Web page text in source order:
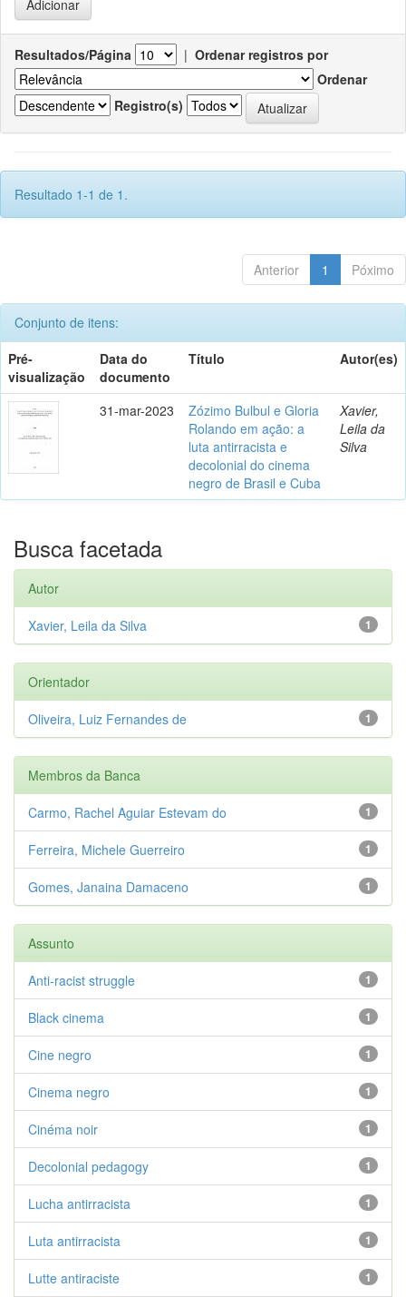
Resultados/Página | Ordenar registros por
Ordenar
Registro(s)
Resultado 1-1 de 1.
Anterior 1 Póximo
Conjunto de itens:
Pré-
visualização
Data do
documento
Título Autor(es)
31-mar-2023
Zózimo Bulbul e Gloria
Rolando em ação: a
luta antirracista e
decolonial do cinema
negro de Brasil e Cuba
Xavier,
Leila da
Silva
Busca facetada
Autor
1
Xavier, Leila da Silva
Orientador
1
Oliveira, Luiz Fernandes de
Membros da Banca
1
Carmo, Rachel Aguiar Estevam do
1
Ferreira, Michele Guerreiro
1
Gomes, Janaina Damaceno
Assunto
1
Anti-racist struggle
1
Black cinema
1
Cine negro
1
Cinema negro
1
Cinéma noir
1
Decolonial pedagogy
1
Lucha antirracista
1
Luta antirracista
1
Lutte antiraciste